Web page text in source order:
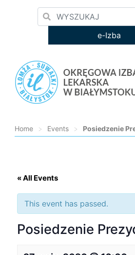
e-Izba
Home > Events > Posiedzenie
« All Events
This event has passed.
Posiedzenie